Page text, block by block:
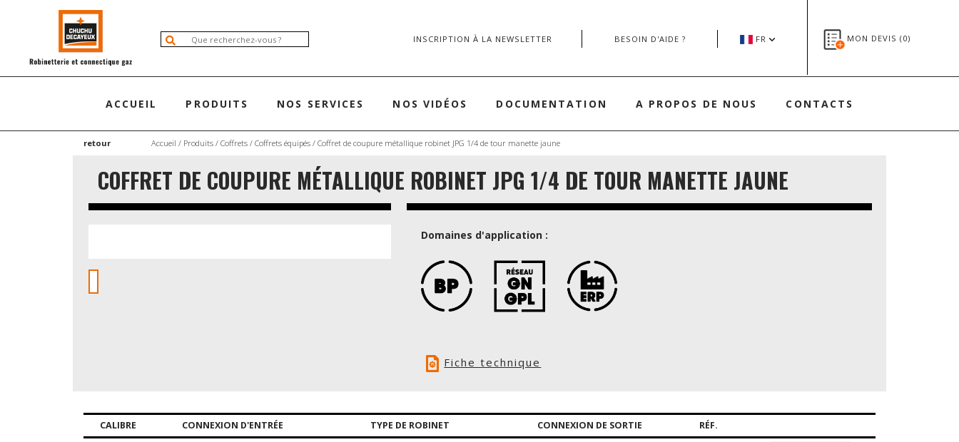
INSCRIPTION À LA NEWSLETTER BESOIN D'AIDE ? FR MON DEVIS (0)
ACCUEIL PRODUITS NOS SERVICES NOS VIDÉOS DOCUMENTATION A PROPOS DE NOUS CONTACTS
retour Accueil / Produits / Coffrets / Coffrets équipés / Coffret de coupure métallique robinet JPG 1/4 de tour manette jaune
COFFRET DE COUPURE MÉTALLIQUE ROBINET JPG 1/4 DE TOUR MANETTE JAUNE
Domaines d'application :
Fiche technique
CALIBRE CONNEXION D'ENTRÉE TYPE DE ROBINET CONNEXION DE SORTIE RÉF.